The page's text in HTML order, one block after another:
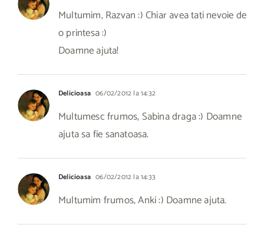
Multumim, Razvan :) Chiar avea tati nevoie de
o printesa :)
Doamne ajuta!
Delicioasa 06/02/2012 la 14:32
Multumesc frumos, Sabina draga :) Doamne
ajuta sa fie sanatoasa.
Delicioasa 06/02/2012 la 14:33
Multumim frumos, Anki :) Doamne ajuta.